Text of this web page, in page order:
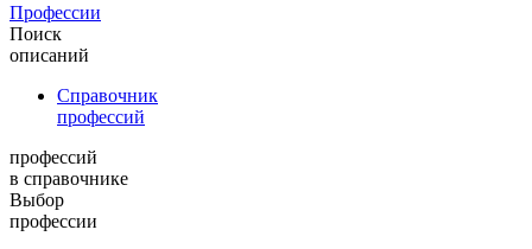
Профессии
Поиск
описаний
Справочник
профессий
профессий
в справочнике
Выбор
профессии